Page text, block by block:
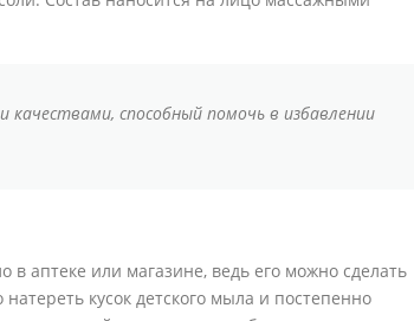
способный помочь в избавлении
в аптеке или магазине, ведь его можно сделать
кусок детского мыла и постепенно